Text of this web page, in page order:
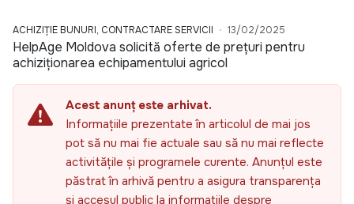
ACHIZIȚIE BUNURI, CONTRACTARE SERVICII 13/02/2025
HelpAge Moldova solicită oferte de prețuri pentru
achiziționarea echipamentului agricol
Acest anunț este arhivat.
Informațiile prezentate în articolul de mai jos
pot să nu mai fie actuale sau să nu mai reflecte
activitățile și programele curente. Anunțul este
păstrat în arhivă pentru a asigura transparența
și accesul public la informațiile despre